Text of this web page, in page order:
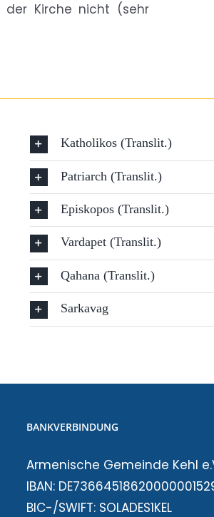
der Kirche nicht (sehr
Katholikos (Translit.)
Patriarch (Translit.)
Episkopos (Translit.)
Vardapet (Translit.)
Qahana (Translit.)
Sarkavag
BANKVERBINDUNG
Armenische Gemeinde Kehl
IBAN:
BIC-/SWIFT: SOLADES1KEL